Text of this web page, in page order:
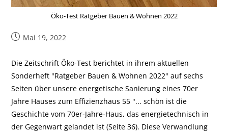
Öko-Test Ratgeber Bauen & Wohnen 2022
Mai 19, 2022
Die Zeitschrift Öko-Test berichtet in ihrem aktuellen
Sonderheft "Ratgeber Bauen & Wohnen 2022" auf sechs
Seiten über unsere energetische Sanierung eines 70er
Jahre Hauses zum Effizienzhaus 55 "... schön ist die
Geschichte vom 70er-Jahre-Haus, das energietechnisch in
der Gegenwart gelandet ist (Seite 36). Diese Verwandlung